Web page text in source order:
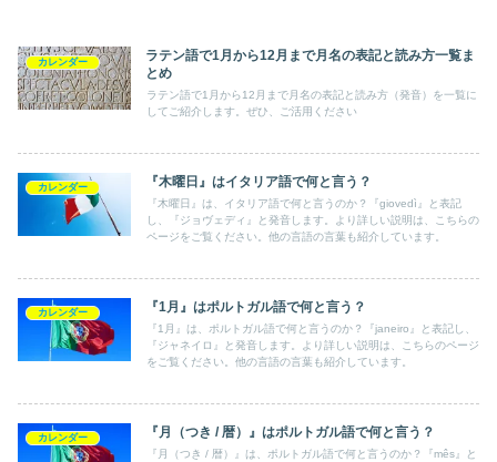
カレンダー
ラテン語で1月から12月まで月名の表記と読み方一覧ま
とめ
ラテン語で1月から12月まで月名の表記と読み方（発音）を一覧に
してご紹介します。ぜひ、ご活用ください
カレンダー 『木曜日』はイタリア語で何と言う？
『木曜日』は、イタリア語で何と言うのか？『giovedì』と表記
し、『ジョヴェディ』と発音します。より詳しい説明は、こちらの
ページをご覧ください。他の言語の言葉も紹介しています。
カレンダー 『1月』はポルトガル語で何と言う？
『1月』は、ポルトガル語で何と言うのか？『janeiro』と表記し、
『ジャネイロ』と発音します。より詳しい説明は、こちらのページ
をご覧ください。他の言語の言葉も紹介しています。
カレンダー 『月（つき / 暦）』はポルトガル語で何と言う？
『月（つき / 暦）』は、ポルトガル語で何と言うのか？『mês』と